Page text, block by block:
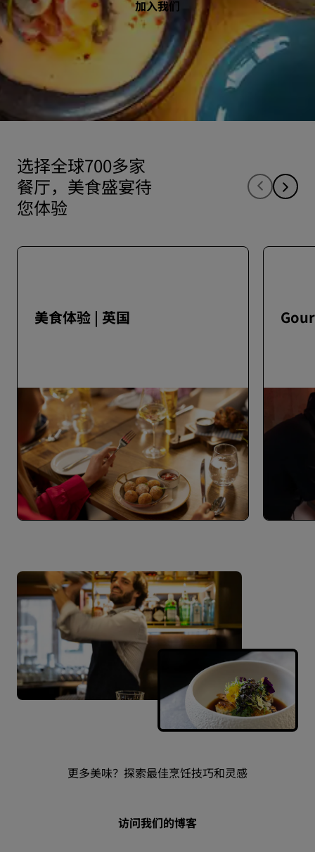
加入我们
选择全球700多家
餐厅，美食盛宴待
您体验
美食体验 | 英国
更多美味？探索最佳烹饪技巧和灵感
访问我们的博客